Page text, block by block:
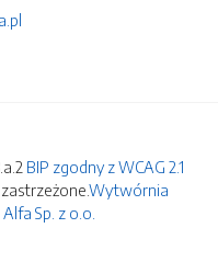
BIP zgodny z WCAG 2.1
Wytwórnia
Sp. z o.o.